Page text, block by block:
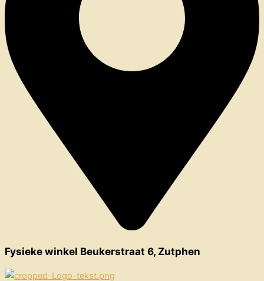
Fysieke winkel Beukerstraat 6, Zutphen